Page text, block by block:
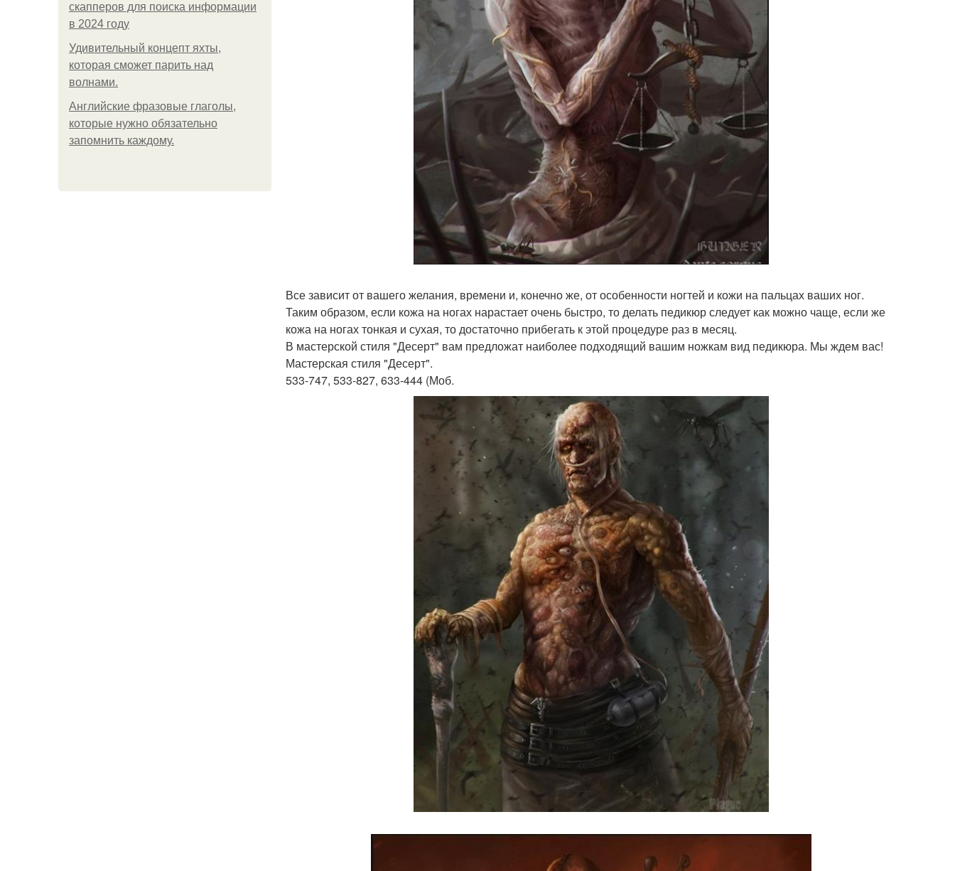
скапперов для поиска информации
в 2024 году
Удивительный концепт яхты,
которая сможет парить над
волнами.
Английские фразовые глаголы,
которые нужно обязательно
запомнить каждому.
Все зависит от вашего желания, времени и, конечно же, от особенности ногтей и кожи на пальцах ваших ног.
Таким образом, если кожа на ногах нарастает очень быстро, то делать педикюр следует как можно чаще, если же
кожа на ногах тонкая и сухая, то достаточно прибегать к этой процедуре раз в месяц.
В мастерской стиля "Десерт" вам предложат наиболее подходящий вашим ножкам вид педикюра. Мы ждем вас!
Мастерская стиля "Десерт".
533-747, 533-827, 633-444 (Моб.